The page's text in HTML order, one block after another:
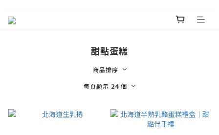
甜點蛋糕
商品排序
每頁顯示 24 個